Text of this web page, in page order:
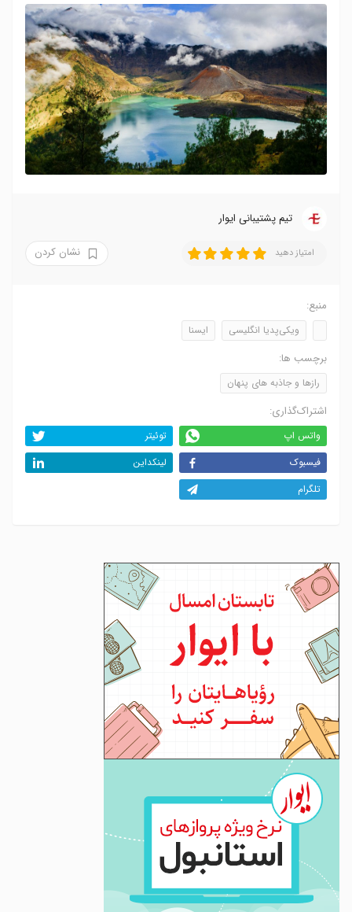
تیم پشتیبانی ایوار
امتیاز دهید نشان کردن
منبع:
ویکی‌پدیا انگلیسی ایسنا
برچسب ها:
رازها و جاذبه های پنهان
اشتراک‌گذاری:
واتس اپ
توئیتر
فیسبوک
لینکداین
تلگرام